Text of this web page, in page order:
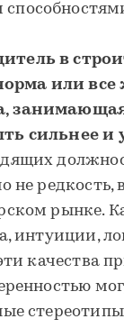
в
или
сильнее
не редкость,
рынке.
интуиции,
качества